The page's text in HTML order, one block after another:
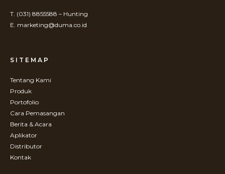
T. (031) 8855588 – Hunting
E. marketing@duma.co.id
SITEMAP
Tentang Kami
Produk
Portofolio
Cara Pemasangan
Berita & Acara
Aplikator
Distributor
Kontak